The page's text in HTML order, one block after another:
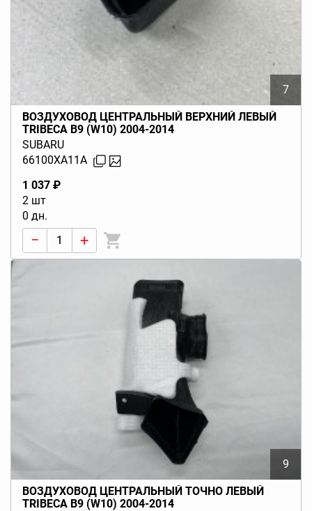
7
ВОЗДУХОВОД ЦЕНТРАЛЬНЫЙ ВЕРХНИЙ ЛЕВЫЙ
TRIBECA B9 (W10) 2004-2014
SUBARU
66100XA11A
1 037 ₽
2 шт
0 дн.
− +
9
ВОЗДУХОВОД ЦЕНТРАЛЬНЫЙ ТОЧНО ЛЕВЫЙ
TRIBECA B9 (W10) 2004-2014